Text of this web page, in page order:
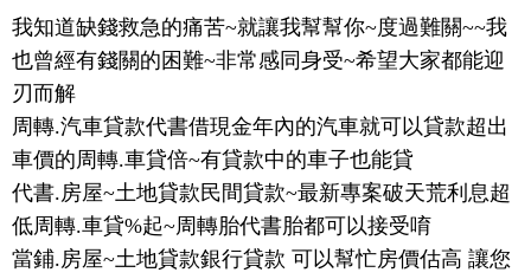
我知道缺錢救急的痛苦~就讓我幫幫你~度過難關~~我
也曾經有錢關的困難~非常感同身受~希望大家都能迎
刃而解
周轉.汽車貸款代書借現金年內的汽車就可以貸款超出
車價的周轉.車貸倍~有貸款中的車子也能貸
代書.房屋~土地貸款民間貸款~最新專案破天荒利息超
低周轉.車貸%起~周轉胎代書胎都可以接受唷
當鋪.房屋~土地貸款銀行貸款 可以幫忙房價估高 讓您